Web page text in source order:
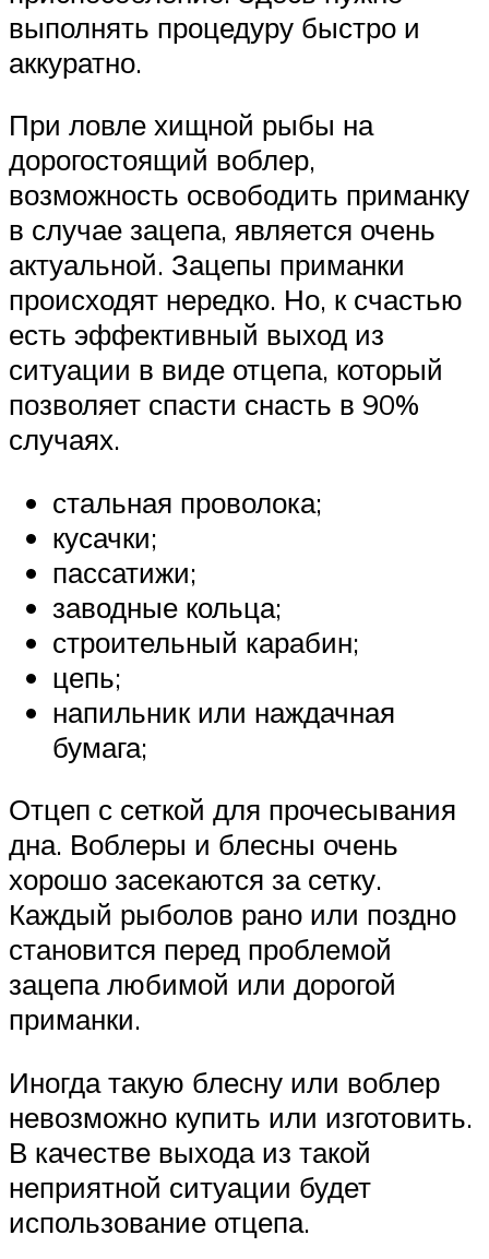
выполнять процедуру быстро и
аккуратно.
При ловле хищной рыбы на
дорогостоящий воблер,
возможность освободить приманку
в случае зацепа, является очень
актуальной. Зацепы приманки
происходят нередко. Но, к счастью
есть эффективный выход из
ситуации в виде отцепа, который
позволяет спасти снасть в 90%
случаях.
стальная проволока;
кусачки;
пассатижи;
заводные кольца;
строительный карабин;
цепь;
напильник или наждачная
бумага;
Отцеп с сеткой для прочесывания
дна. Воблеры и блесны очень
хорошо засекаются за сетку.
Каждый рыболов рано или поздно
становится перед проблемой
зацепа любимой или дорогой
приманки.
Иногда такую блесну или воблер
невозможно купить или изготовить.
В качестве выхода из такой
неприятной ситуации будет
использование отцепа.